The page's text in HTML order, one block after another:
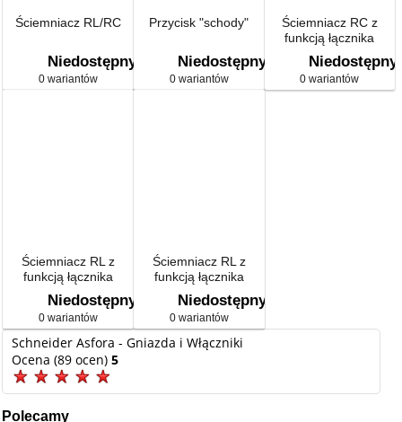
Ściemniacz RL/RC
Niedostępny
0 wariantów
Przycisk "schody"
Niedostępny
0 wariantów
Ściemniacz RC z
funkcją łącznika
schodowego
Niedostępny
0 wariantów
Ściemniacz RL z
funkcją łącznika
schodowego
Niedostępny
0 wariantów
Ściemniacz RL z
funkcją łącznika
schodowego z
podświetleniem
Niedostępny
0 wariantów
Schneider Asfora - Gniazda i Włączniki
Ocena (89 ocen)5
Polecamy